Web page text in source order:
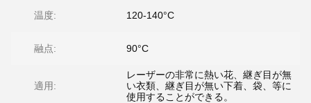
温度: 120-140°C
融点: 90°C
適用:
レーザーの非常に熱い花、継ぎ目が無
い衣類、継ぎ目が無い下着、袋、等に
使用することができる。